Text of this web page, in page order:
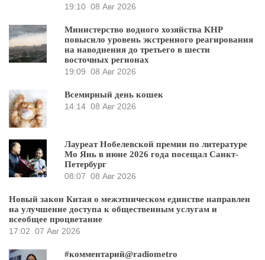
19:10 08 Авг 2026
Министерство водного хозяйства КНР
повысило уровень экстренного реагирования
на наводнения до третьего в шести
восточных регионах
19:09 08 Авг 2026
Всемирный день кошек
14:14 08 Авг 2026
Лауреат Нобелевской премии по литературе
Мо Янь в июне 2026 года посещал Санкт-
Петербург
08:07 08 Авг 2026
Новый закон Китая о межэтническом единстве направлен
на улучшение доступа к общественным услугам и
всеобщее процветание
17:02 07 Авг 2026
#комментарий@radiometro